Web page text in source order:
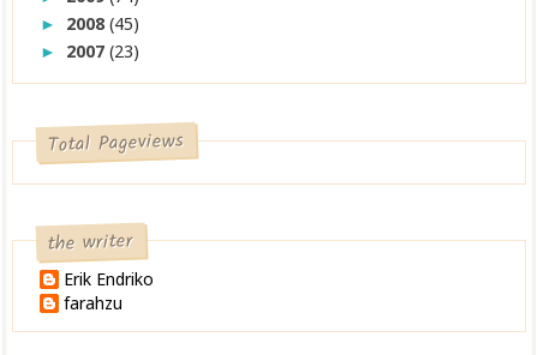
► 2008(45)
► 2007(23)
Total Pageviews
the writer
Erik Endriko
farahzu